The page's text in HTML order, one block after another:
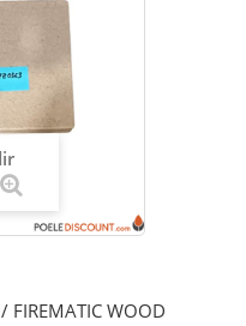
FIREMATIC WOOD